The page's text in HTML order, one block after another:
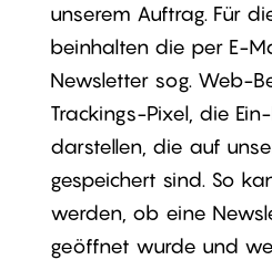
unserem Auftrag. Für
beinhalten die per E-
Newsletter sog. Web-
Trackings-Pixel, die
darstellen, die auf
gespeichert sind. So
werden, ob eine
geöffnet wurde und